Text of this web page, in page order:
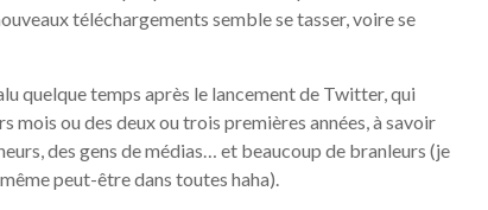
téléchargements semble se tasser, voire se
quelque temps après le lancement de Twitter, qui
mois ou des deux ou trois premières années, à savoir
des gens de médias… et beaucoup de branleurs (je
peut-être dans toutes haha).